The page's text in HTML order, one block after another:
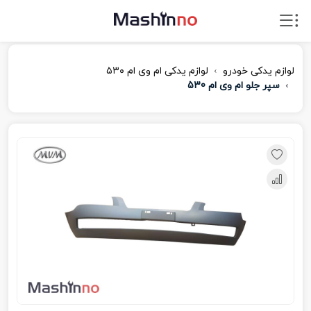
لوازم یدکی خودرو
لوازم یدکی ام‌ وی‌ ام ۵۳۰
سپر جلو ام وی ام 530